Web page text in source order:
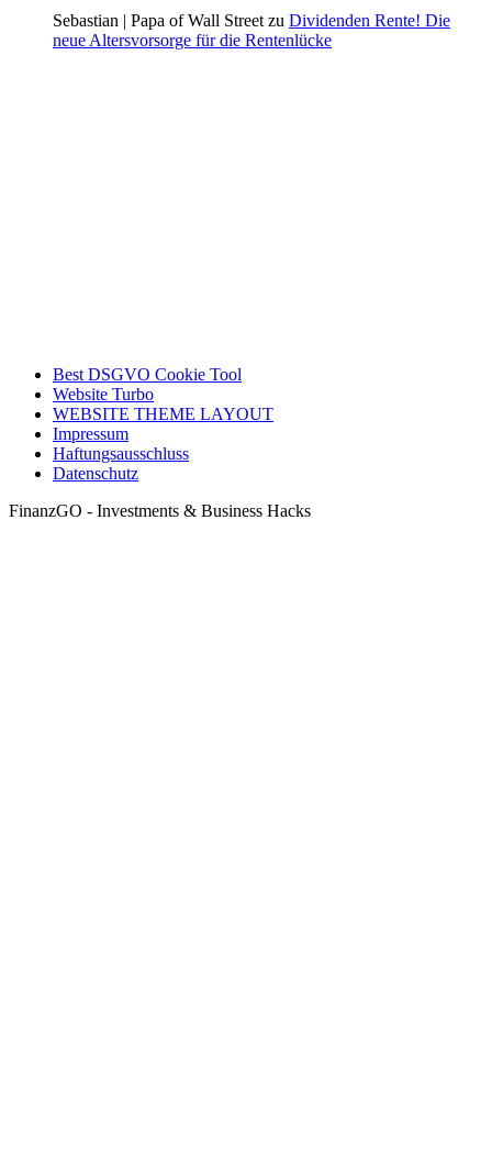
Sebastian | Papa of Wall Street zu Dividenden Rente! Die
neue Altersvorsorge für die Rentenlücke
Best DSGVO Cookie Tool
Website Turbo
WEBSITE THEME LAYOUT
Impressum
Haftungsausschluss
Datenschutz
FinanzGO - Investments & Business Hacks